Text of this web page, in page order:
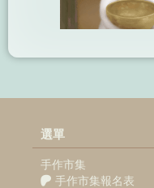
選單
手作市集
手作市集報名表